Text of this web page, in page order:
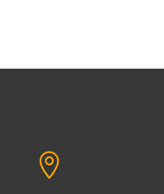
